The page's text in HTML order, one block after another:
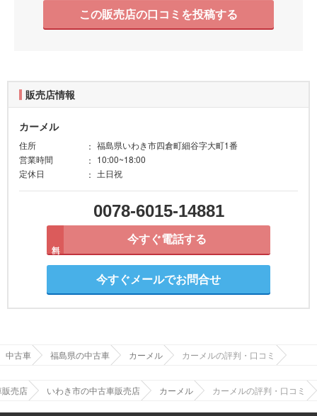
この販売店の口コミを投稿する
販売店情報
カーメル
住所
福島県いわき市四倉町細谷字大町1番
営業時間
10:00~18:00
定休日
土日祝
0078-6015-14881
今すぐ電話する
今すぐメールでお問合せ
中古車 福島県の中古車 カーメル カーメルの評判・口コミ
売店 いわき市の中古車販売店 カーメル カーメルの評判・口コミ